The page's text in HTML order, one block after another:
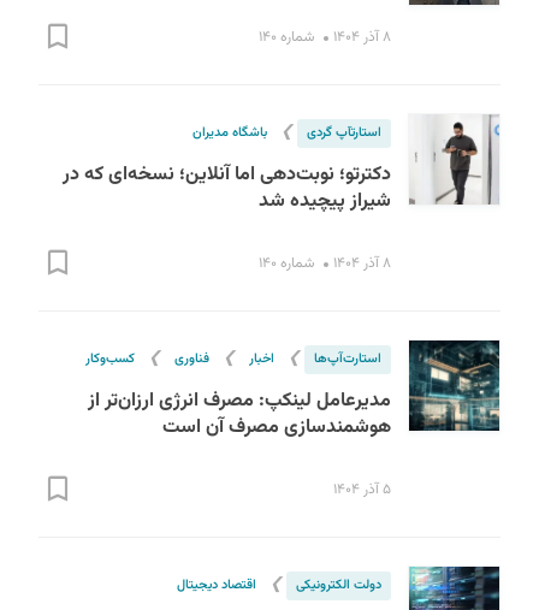
۸ آذر ۱۴۰۴ شماره ۱۴۰
استارت‎آپ گردی ❯ باشگاه مدیران
دکترتو؛ نوبت‌دهی اما آنلاین؛ نسخه‌ای که در
شیراز پیچیده شد
۸ آذر ۱۴۰۴ شماره ۱۴۰
استارت‌آپ‌ها ❯ اخبار ❯ فناوری ❯ کسب‌و‌کار
مدیرعامل لینکپ: مصرف انرژی ارزان‌تر از
هوشمندسازی مصرف آن است
۵ آذر ۱۴۰۴
دولت الکترونیکی ❯ اقتصاد دیجیتال